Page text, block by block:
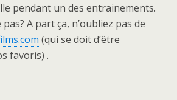
pendant un des entrainements.
A part ça, n’oubliez pas de
(qui se doit d’être
favoris) .